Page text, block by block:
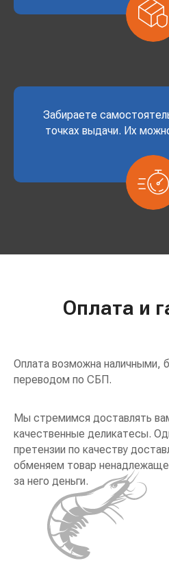
Забираете
точках выдачи. Их
Оплата и
Оплата возможна наличными,
переводом по СБП.
Мы стремимся доставлять
качественные деликатесы.
претензии по качеству
обменяем товар
за него деньги.